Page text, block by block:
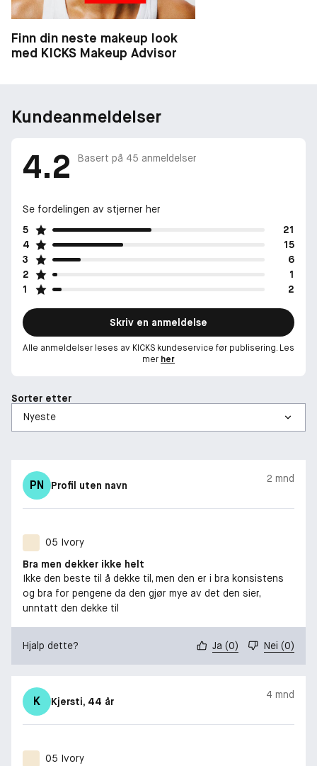
Finn din neste makeup look
med KICKS Makeup Advisor
Kundeanmeldelser
4.2 Basert på 45 anmeldelser
Se fordelingen av stjerner her
5
21
4
15
3
6
2
1
1
2
Skriv en anmeldelse
Alle anmeldelser leses av KICKS kundeservice før publisering. Les
mer her
Sorter etter
PN Profil uten navn
2 mnd
05 Ivory
Bra men dekker ikke helt
Ikke den beste til å dekke til, men den er i bra konsistens
og bra for pengene da den gjør mye av det den sier,
unntatt den dekke til
Hjalp dette? Ja (0) Nei (0)
K Kjersti, 44 år
4 mnd
05 Ivory